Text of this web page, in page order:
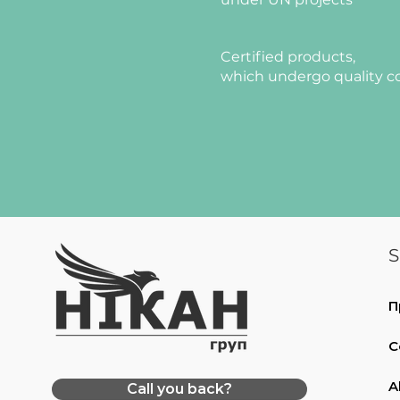
Certified products,
which undergo quality
Call you back?